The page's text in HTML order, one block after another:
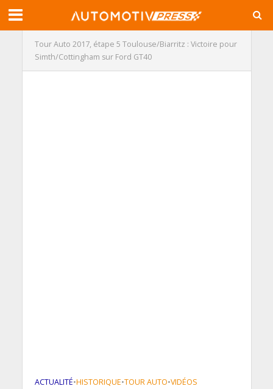
Tour Auto 2017, étape 5 Toulouse/Biarritz : Victoire pour
Simth/Cottingham sur Ford GT40
ACTUALITÉ•HISTORIQUE•TOUR AUTO•VIDÉOS